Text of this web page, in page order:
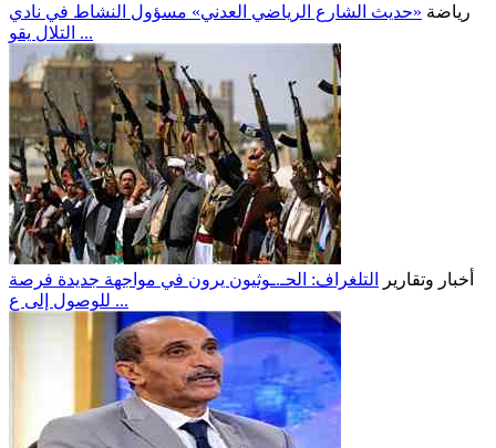
رياضة «حديث الشارع الرياضي العدني» مسؤول النشاط في نادي
التلال يقو ...
أخبار وتقارير
التلغراف: الحـ.ـوثيون يرون في مواجهة جديدة فرصة
للوصول إلى ع ...